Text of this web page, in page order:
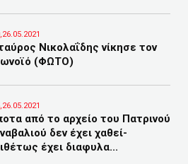
Νικολαΐδης νίκησε τον
(ΦΩΤΟ)
από το αρχείο του Πατρινού
δεν έχει χαθεί-
έχει διαφυλα...